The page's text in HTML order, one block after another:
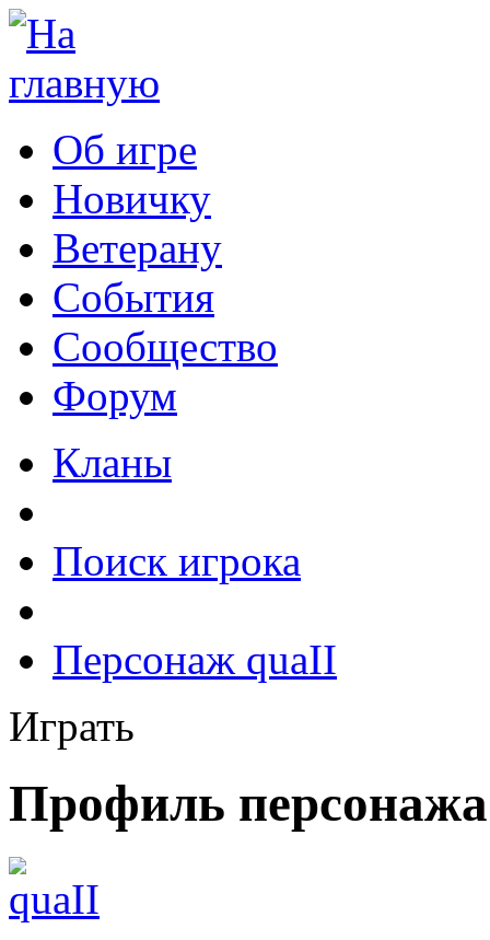
Об игре
Новичку
Ветерану
События
Сообщество
Форум
Кланы
Поиск игрока
Персонаж quaII
Играть
Профиль